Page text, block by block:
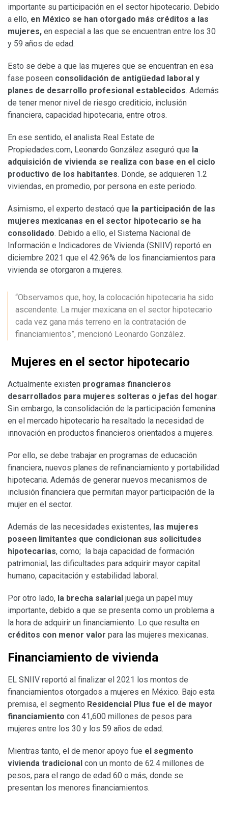
importante su participación en el sector hipotecario. Debido
a ello, en México se han otorgado más créditos a las
mujeres, en especial a las que se encuentran entre los 30
y 59 años de edad.
Esto se debe a que las mujeres que se encuentran en esa
fase poseen consolidación de antigüedad laboral y
planes de desarrollo profesional establecidos. Además
de tener menor nivel de riesgo crediticio, inclusión
financiera, capacidad hipotecaria, entre otros.
En ese sentido, el analista Real Estate de
Propiedades.com, Leonardo González aseguró que la
adquisición de vivienda se realiza con base en el ciclo
productivo de los habitantes. Donde, se adquieren 1.2
viviendas, en promedio, por persona en este periodo.
Asimismo, el experto destacó que la participación de las
mujeres mexicanas en el sector hipotecario se ha
consolidado. Debido a ello, el Sistema Nacional de
Información e Indicadores de Vivienda (SNIIV) reportó en
diciembre 2021 que el 42.96% de los financiamientos para
vivienda se otorgaron a mujeres.
“Observamos que, hoy, la colocación hipotecaria ha sido
ascendente. La mujer mexicana en el sector hipotecario
cada vez gana más terreno en la contratación de
financiamientos”, mencionó Leonardo González.
Mujeres en el sector hipotecario
Actualmente existen programas financieros
desarrollados para mujeres solteras o jefas del hogar.
Sin embargo, la consolidación de la participación femenina
en el mercado hipotecario ha resaltado la necesidad de
innovación en productos financieros orientados a mujeres.
Por ello, se debe trabajar en programas de educación
financiera, nuevos planes de refinanciamiento y portabilidad
hipotecaria. Además de generar nuevos mecanismos de
inclusión financiera que permitan mayor participación de la
mujer en el sector.
Además de las necesidades existentes, las mujeres
poseen limitantes que condicionan sus solicitudes
hipotecarias, como; la baja capacidad de formación
patrimonial, las dificultades para adquirir mayor capital
humano, capacitación y estabilidad laboral.
Por otro lado, la brecha salarial juega un papel muy
importante, debido a que se presenta como un problema a
la hora de adquirir un financiamiento. Lo que resulta en
créditos con menor valor para las mujeres mexicanas.
Financiamiento de vivienda
EL SNIIV reportó al finalizar el 2021 los montos de
financiamientos otorgados a mujeres en México. Bajo esta
premisa, el segmento Residencial Plus fue el de mayor
financiamiento con 41,600 millones de pesos para
mujeres entre los 30 y los 59 años de edad.
Mientras tanto, el de menor apoyo fue el segmento
vivienda tradicional con un monto de 62.4 millones de
pesos, para el rango de edad 60 o más, donde se
presentan los menores financiamientos.